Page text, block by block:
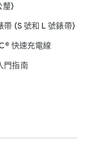
釐)
帶 (S 號和 L 號錶帶)
快速充電線
門指南